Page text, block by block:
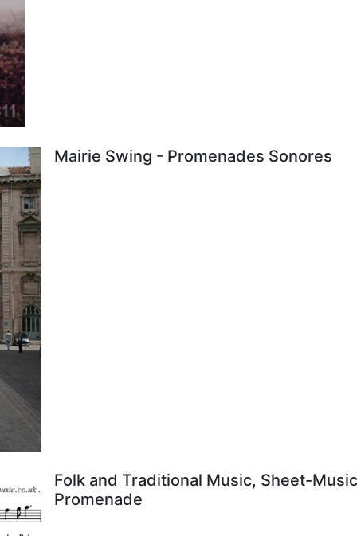
Mairie Swing - Promenades Sonores
Folk and Traditional Music, Sheet-
Promenade